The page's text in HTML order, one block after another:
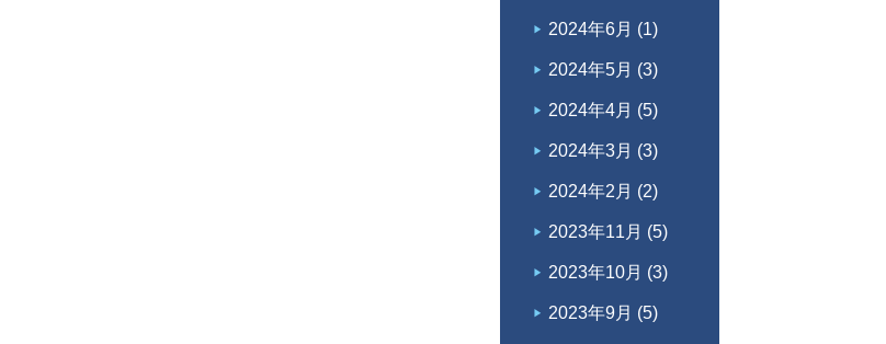
2024年6月 (1)
2024年5月 (3)
2024年4月 (5)
2024年3月 (3)
2024年2月 (2)
2023年11月 (5)
2023年10月 (3)
2023年9月 (5)